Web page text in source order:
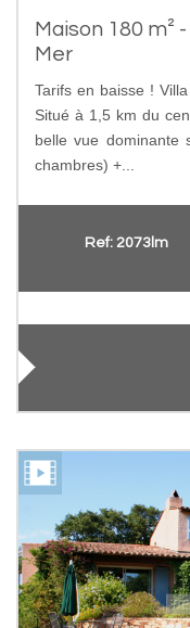
Maison 180 m²
Mer
Tarifs en baisse !
Situé à 1,5 km du
belle vue
chambres) +...
Ref: 2073lm